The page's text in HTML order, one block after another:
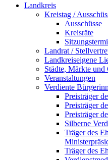
Landkreis
Kreistag /
Ausschüsse
Kreisräte
Landrat /
Landkreiseigene
Städte, Märkte und
Veranstaltungen
Verdiente
Preisträger
Preisträger
Preisträger
Silberne
Träger des
Träger des